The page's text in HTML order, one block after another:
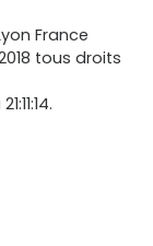
France
tous droits